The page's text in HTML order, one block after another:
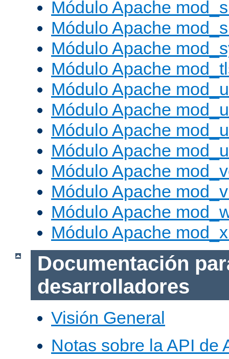
Módulo Apache
Módulo Apache
Módulo Apache
Módulo Apache
Módulo Apache
Módulo Apache
Módulo Apache
Módulo Apache
Módulo Apache
Módulo Apache
Módulo Apache
Módulo Apache
Documentación
desarrolladores
Visión General
Notas sobre la API de